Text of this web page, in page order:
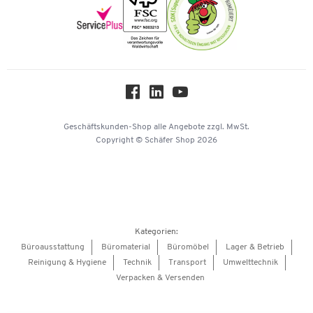
Geschäftskunden-Shop alle Angebote zzgl. MwSt.
Copyright © Schäfer Shop 2026
Kategorien:
Büroausstattung
Büromaterial Büromöbel
Lager & Betrieb
Reinigung & Hygiene
Technik Transport
Umwelttechnik
Verpacken & Versenden